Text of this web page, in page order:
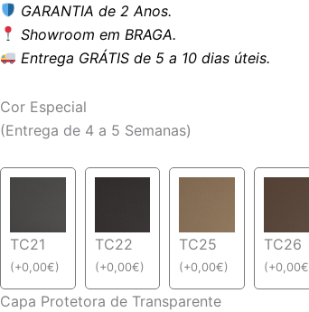
GARANTIA de 2 Anos.
Showroom em BRAGA.
Entrega GRÁTIS de 5 a 10 dias úteis.
Cor Especial
(Entrega de 4 a 5 Semanas)
TC21
(+0,00€)
TC22
(+0,00€)
TC25
(+0,00€)
TC26
(+0,00€
Capa Protetora de Transparente